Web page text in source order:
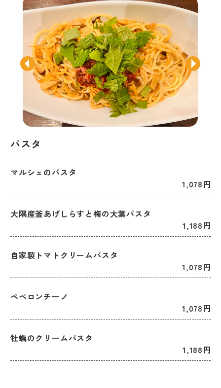
パスタ
マルシェのパスタ
1,078円
大隅産釜あげしらすと梅の大葉パスタ
1,188円
自家製トマトクリームパスタ
1,078円
ペペロンチーノ
1,078円
牡蠣のクリームパスタ
1,188円